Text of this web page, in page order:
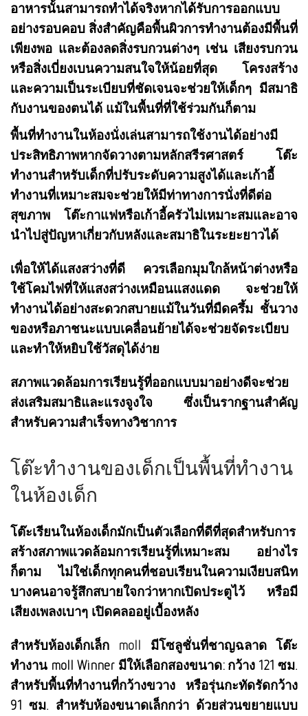
อาหารนั้นสามารถทำได้จริงหากได้รับการออกแบบ
อย่างรอบคอบ สิ่งสำคัญคือพื้นผิวการทำงานต้องมีพื้นที่
เพียงพอ และต้องลดสิ่งรบกวนต่างๆ เช่น เสียงรบกวน
หรือสิ่งเบี่ยงเบนความสนใจให้น้อยที่สุด โครงสร้าง
และความเป็นระเบียบที่ชัดเจนจะช่วยให้เด็กๆ มีสมาธิ
กับงานของตนได้ แม้ในพื้นที่ที่ใช้ร่วมกันก็ตาม
พื้นที่ทำงานในห้องนั่งเล่นสามารถใช้งานได้อย่างมี
ประสิทธิภาพหากจัดวางตามหลักสรีรศาสตร์ โต๊ะ
ทำงานสำหรับเด็กที่ปรับระดับความสูงได้และเก้าอี้
ทำงานที่เหมาะสมจะช่วยให้มีท่าทางการนั่งที่ดีต่อ
สุขภาพ โต๊ะกาแฟหรือเก้าอี้ครัวไม่เหมาะสมและอาจ
นำไปสู่ปัญหาเกี่ยวกับหลังและสมาธิในระยะยาวได้
เพื่อให้ได้แสงสว่างที่ดี ควรเลือกมุมใกล้หน้าต่างหรือ
ใช้โคมไฟที่ให้แสงสว่างเหมือนแสงแดด จะช่วยให้
ทำงานได้อย่างสะดวกสบายแม้ในวันที่มืดครึ้ม ชั้นวาง
ของหรือภาชนะแบบเคลื่อนย้ายได้จะช่วยจัดระเบียบ
และทำให้หยิบใช้วัสดุได้ง่าย
สภาพแวดล้อมการเรียนรู้ที่ออกแบบมาอย่างดีจะช่วย
ส่งเสริมสมาธิและแรงจูงใจ ซึ่งเป็นรากฐานสำคัญ
สำหรับความสำเร็จทางวิชาการ
โต๊ะทำงานของเด็กเป็นพื้นที่ทำงาน
ในห้องเด็ก
โต๊ะเรียนในห้องเด็กมักเป็นตัวเลือกที่ดีที่สุดสำหรับการ
สร้างสภาพแวดล้อมการเรียนรู้ที่เหมาะสม อย่างไร
ก็ตาม ไม่ใช่เด็กทุกคนที่ชอบเรียนในความเงียบสนิท
บางคนอาจรู้สึกสบายใจกว่าหากเปิดประตูไว้ หรือมี
เสียงเพลงเบาๆ เปิดคลออยู่เบื้องหลัง
สำหรับห้องเด็กเล็ก moll มีโซลูชั่นที่ชาญฉลาด โต๊ะ
ทำงาน moll Winner มีให้เลือกสองขนาด: กว้าง 121 ซม.
สำหรับพื้นที่ทำงานที่กว้างขวาง หรือรุ่นกะทัดรัดกว้าง
91 ซม. สำหรับห้องขนาดเล็กกว่า ด้วยส่วนขยายแบบ